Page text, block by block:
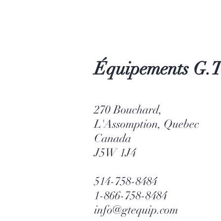
Équipements
270 Bouchard,
L'Assomption, Quebec
Canada
J5W 1J4
514-758-8484
1-866-758-8484
info@gtequip.com